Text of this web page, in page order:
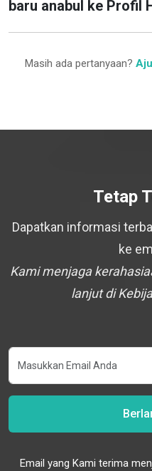
baru anabul ke Profil
Masih ada pertanyaan?
Tetap
Dapatkan informasi
ke
Kami menjaga
lanjut di
Email yang Kami terima